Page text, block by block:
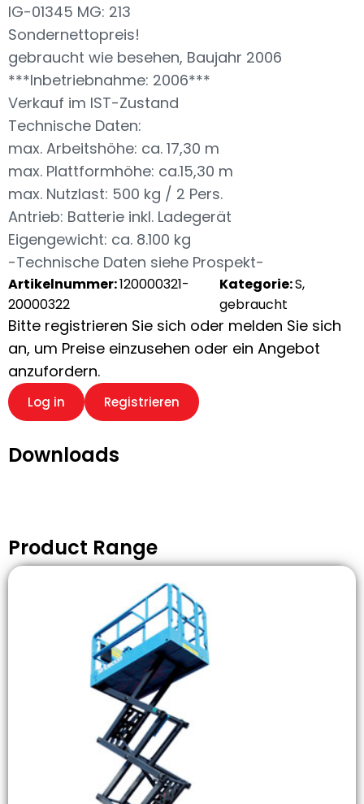
IG-01345 MG: 213
Sondernettopreis!
gebraucht wie besehen, Baujahr 2006
***Inbetriebnahme: 2006***
Verkauf im IST-Zustand
Technische Daten:
max. Arbeitshöhe: ca. 17,30 m
max. Plattformhöhe: ca.15,30 m
max. Nutzlast: 500 kg / 2 Pers.
Antrieb: Batterie inkl. Ladegerät
Eigengewicht: ca. 8.100 kg
-Technische Daten siehe Prospekt-
Artikelnummer:120000321-
20000322
Kategorie:S,
gebraucht
Bitte registrieren Sie sich oder melden Sie sich
an, um Preise einzusehen oder ein Angebot
anzufordern.
Log in Registrieren
Downloads
Product Range